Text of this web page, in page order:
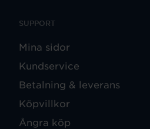
SUPPORT
Mina sidor
Kundservice
Betalning & leverans
Köpvillkor
Ångra köp